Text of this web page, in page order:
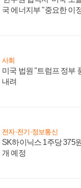
국 에너지부 "중요한 이
사회
미국 법원 "트럼프 정부
내려
전자·전기·정보통신
SK하이닉스 1주당 375
개 예정